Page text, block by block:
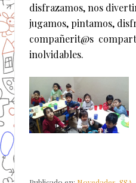
disfrazamos, nos
jugamos, pintamos,
compañerit@s
inolvidables.